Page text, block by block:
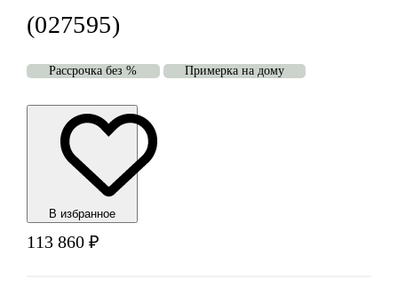
(027595)
Рассрочка без % Примерка на дому
В избранноe
113 860 ₽